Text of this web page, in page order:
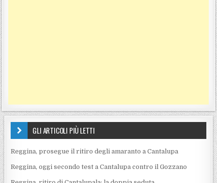
GLI ARTICOLI PIÙ LETTI
Reggina, prosegue il ritiro degli amaranto a Cantalupa
Reggina, oggi secondo test a Cantalupa contro il Gozzano